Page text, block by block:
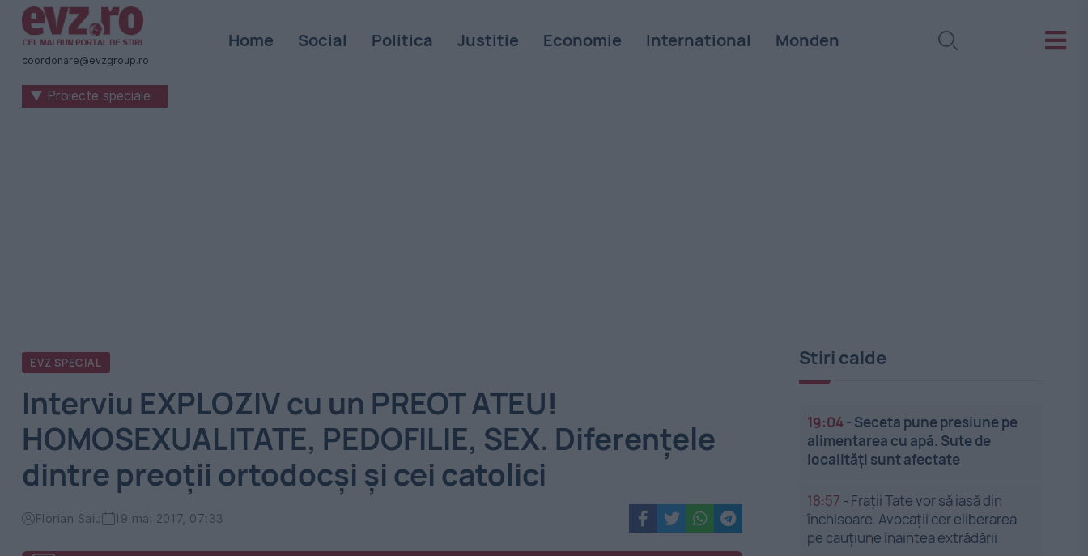
Știri
naționale
internaționale
coordonare@evzgroup.ro
Home Social Politica Justitie Economie International Monden
▼ Proiecte speciale
EVZ SPECIAL
Interviu EXPLOZIV cu un PREOT ATEU!
HOMOSEXUALITATE, PEDOFILIE, SEX. Diferențele
dintre preoții ortodocși și cei catolici
Florian Saiu 19 mai 2017, 07:33
Stiri calde
19:04- Seceta pune presiune pe
alimentarea cu apă. Sute de
localități sunt afectate
18:57 - Frații Tate vor să iasă din
închisoare. Avocații cer eliberarea
pe cauțiune înaintea extrădării